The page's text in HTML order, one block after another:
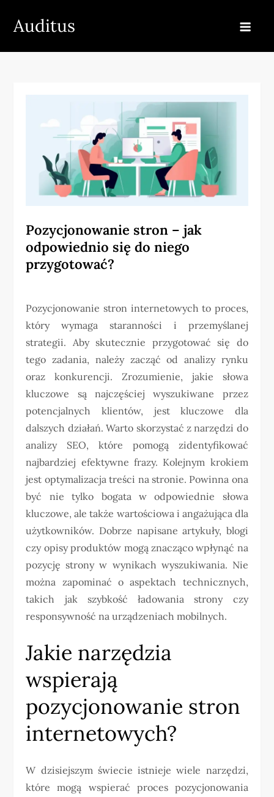
Auditus
Pozycjonowanie stron – jak
odpowiednio się do niego
przygotować?
Pozycjonowanie stron internetowych to proces,
który wymaga staranności i przemyślanej
strategii. Aby skutecznie przygotować się do
tego zadania, należy zacząć od analizy rynku
oraz konkurencji. Zrozumienie, jakie słowa
kluczowe są najczęściej wyszukiwane przez
potencjalnych klientów, jest kluczowe dla
dalszych działań. Warto skorzystać z narzędzi do
analizy SEO, które pomogą zidentyfikować
najbardziej efektywne frazy. Kolejnym krokiem
jest optymalizacja treści na stronie. Powinna ona
być nie tylko bogata w odpowiednie słowa
kluczowe, ale także wartościowa i angażująca dla
użytkowników. Dobrze napisane artykuły, blogi
czy opisy produktów mogą znacząco wpłynąć na
pozycję strony w wynikach wyszukiwania. Nie
można zapominać o aspektach technicznych,
takich jak szybkość ładowania strony czy
responsywność na urządzeniach mobilnych.
Jakie narzędzia
wspierają
pozycjonowanie stron
internetowych?
W dzisiejszym świecie istnieje wiele narzędzi,
które mogą wspierać proces pozycjonowania